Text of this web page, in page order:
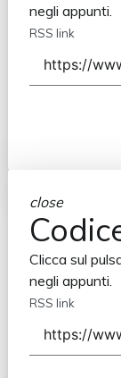
negli appunti.
RSS link
close
Clicca sul
negli appunti.
RSS link